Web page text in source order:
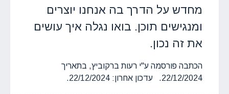
מחדש על הדרך בה אנחנו יוצרים
ומנגישים תוכן. בואו נגלה איך עושים
את זה נכון.
הכתבה פורסמה ע"י רעות ברקוביץ, בתאריך
22/12/2024. עדכון אחרון: 22/12/2024.